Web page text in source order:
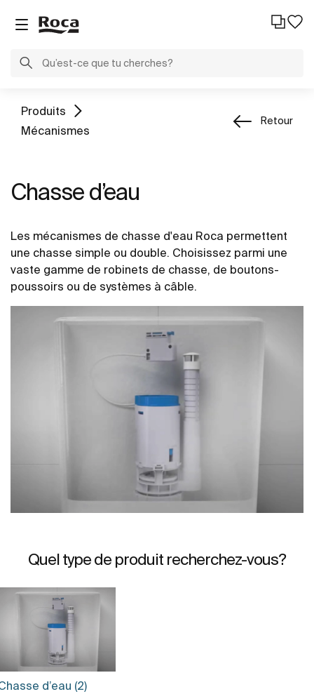
Produits
Mécanismes
Retour
Chasse d’eau
Les mécanismes de chasse d'eau Roca permettent
une chasse simple ou double. Choisissez parmi une
vaste gamme de robinets de chasse, de boutons-
poussoirs ou de systèmes à câble.
Quel type de produit recherchez-vous?
d’eau (2)